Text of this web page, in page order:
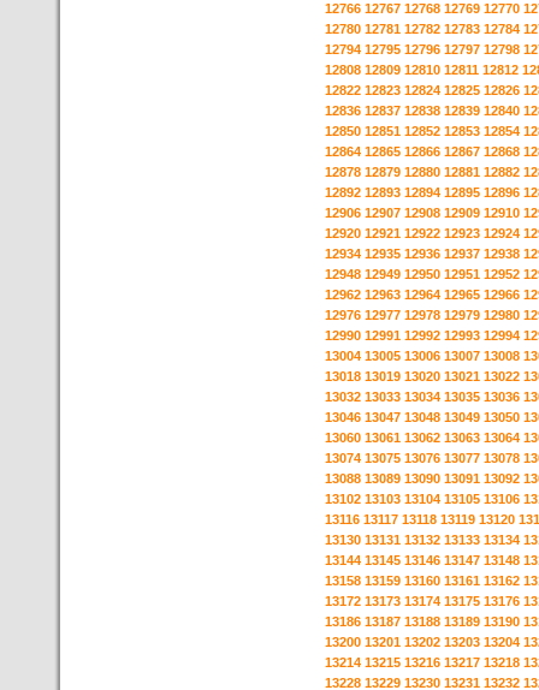
12766 12767 12768 12769 12770
12780 12781 12782 12783 12784
12794 12795 12796 12797 12798
12808 12809 12810 12811 12812
12822 12823 12824 12825 12826
12836 12837 12838 12839 12840
12850 12851 12852 12853 12854
12864 12865 12866 12867 12868
12878 12879 12880 12881 12882
12892 12893 12894 12895 12896
12906 12907 12908 12909 12910
12920 12921 12922 12923 12924
12934 12935 12936 12937 12938
12948 12949 12950 12951 12952
12962 12963 12964 12965 12966
12976 12977 12978 12979 12980
12990 12991 12992 12993 12994
13004 13005 13006 13007 13008
13018 13019 13020 13021 13022
13032 13033 13034 13035 13036
13046 13047 13048 13049 13050
13060 13061 13062 13063 13064
13074 13075 13076 13077 13078
13088 13089 13090 13091 13092
13102 13103 13104 13105 13106
13116 13117 13118 13119 13120
13130 13131 13132 13133 13134
13144 13145 13146 13147 13148
13158 13159 13160 13161 13162
13172 13173 13174 13175 13176
13186 13187 13188 13189 13190
13200 13201 13202 13203 13204
13214 13215 13216 13217 13218
13228 13229 13230 13231 13232